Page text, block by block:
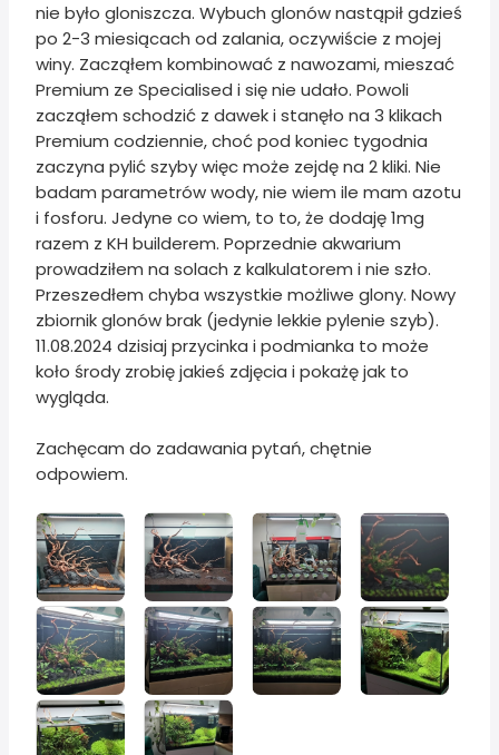
nie było gloniszcza. Wybuch glonów nastąpił gdzieś
po 2-3 miesiącach od zalania, oczywiście z mojej
winy. Zacząłem kombinować z nawozami, mieszać
Premium ze Specialised i się nie udało. Powoli
zacząłem schodzić z dawek i stanęło na 3 klikach
Premium codziennie, choć pod koniec tygodnia
zaczyna pylić szyby więc może zejdę na 2 kliki. Nie
badam parametrów wody, nie wiem ile mam azotu
i fosforu. Jedyne co wiem, to to, że dodaję 1mg
razem z KH builderem. Poprzednie akwarium
prowadziłem na solach z kalkulatorem i nie szło.
Przeszedłem chyba wszystkie możliwe glony. Nowy
zbiornik glonów brak (jedynie lekkie pylenie szyb).
11.08.2024 dzisiaj przycinka i podmianka to może
koło środy zrobię jakieś zdjęcia i pokażę jak to
wygląda.
Zachęcam do zadawania pytań, chętnie
odpowiem.